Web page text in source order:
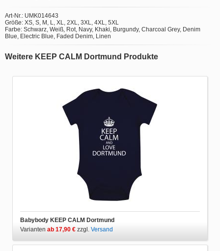
Art-Nr.: UMK014643
Größe: XS, S, M, L, XL, 2XL, 3XL, 4XL, 5XL
Farbe: Schwarz, Weiß, Rot, Navy, Khaki, Burgundy, Charcoal Grey, Denim
Blue, Electric Blue, Faded Denim, Linen
Weitere KEEP CALM Dortmund Produkte
Babybody KEEP CALM Dortmund
Varianten ab 17,90 € zzgl. Versand